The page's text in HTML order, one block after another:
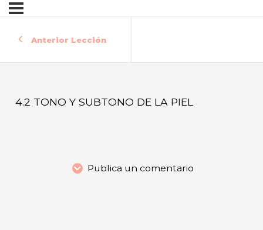
Anterior Lección
4.2 TONO Y SUBTONO DE LA PIEL
Publica un comentario